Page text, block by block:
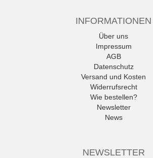
INFORMATIONEN
Über uns
Impressum
AGB
Datenschutz
Versand und Kosten
Widerrufsrecht
Wie bestellen?
Newsletter
News
NEWSLETTER